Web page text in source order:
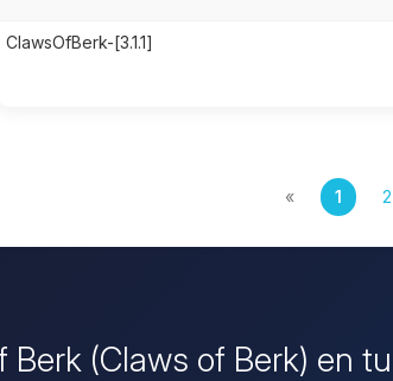
ClawsOfBerk-[3.1.1]
« 1 2
Berk (Claws of Berk) en